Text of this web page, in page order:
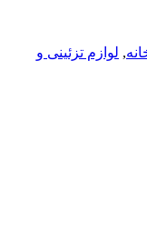
, لوازم تزئینی و